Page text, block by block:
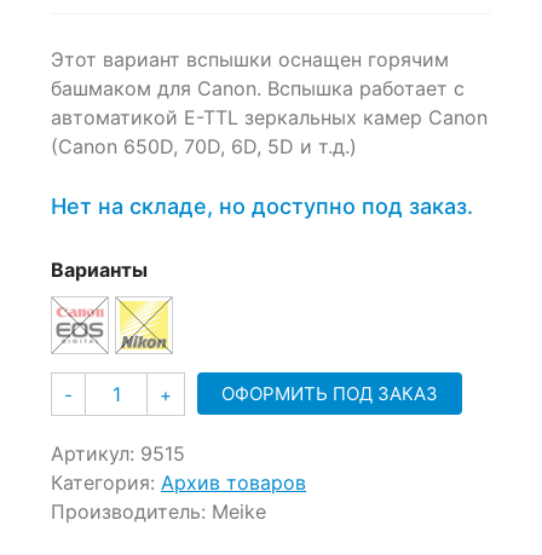
Этот вариант вспышки оснащен горячим
башмаком для Canon. Вспышка работает с
автоматикой E-TTL зеркальных камер Canon
(Canon 650D, 70D, 6D, 5D и т.д.)
Нет на складе, но доступно под заказ.
Варианты
- Количество
+ ОФОРМИТЬ ПОД ЗАКАЗ
Артикул: 9515
Категория: Архив товаров
Производитель: Meike